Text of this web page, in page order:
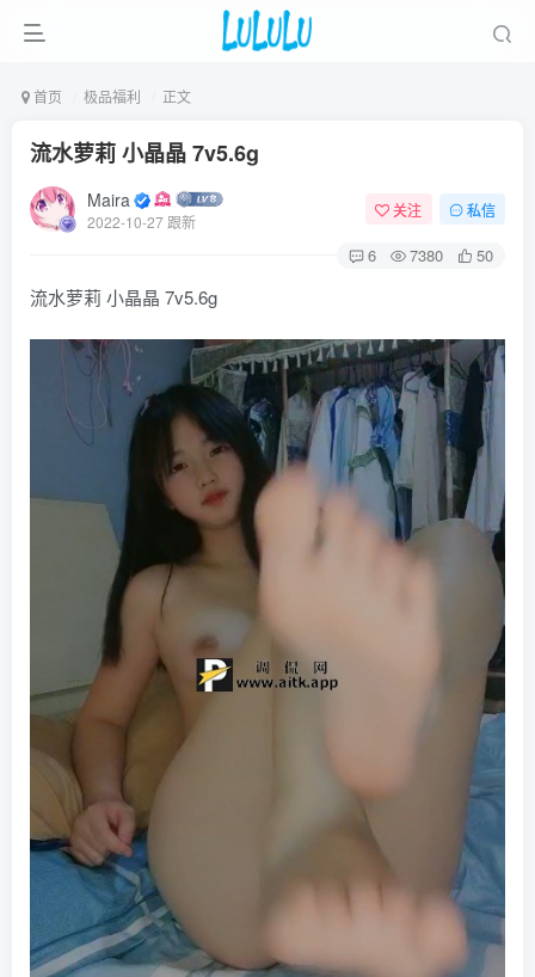
首页 极品福利 正文
流水萝莉 小晶晶 7v5.6g
Maira
2022-10-27 跟新
关注 私信
6 7380 50
流水萝莉 小晶晶 7v5.6g